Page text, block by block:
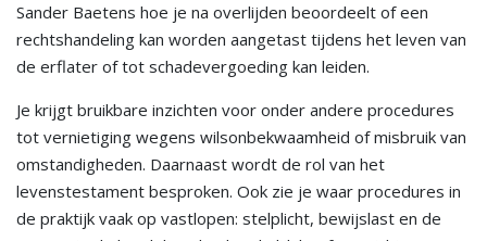
Sander Baetens hoe je na overlijden beoordeelt of een
rechtshandeling kan worden aangetast tijdens het leven van
de erflater of tot schadevergoeding kan leiden.
Je krijgt bruikbare inzichten voor onder andere procedures
tot vernietiging wegens wilsonbekwaamheid of misbruik van
omstandigheden. Daarnaast wordt de rol van het
levenstestament besproken. Ook zie je waar procedures in
de praktijk vaak op vastlopen: stelplicht, bewijslast en de